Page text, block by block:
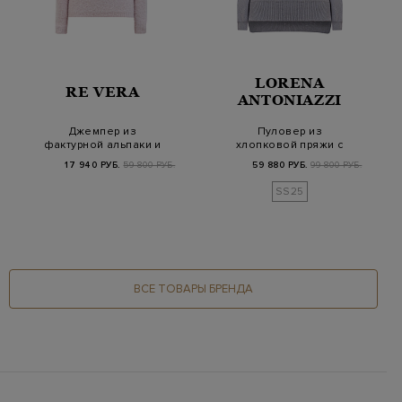
RE VERA
Джемпер из
фактурной альпаки и
цеп…
17 940 РУБ. 59 800 РУБ.
LORENA
ANTONIAZZI
Пуловер из
хлопковой пряжи с
пайеткам…
59 880 РУБ. 99 800 РУБ.
SS25
ВСЕ ТОВАРЫ БРЕНДА